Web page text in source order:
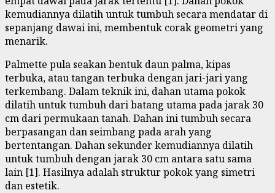
kemudiannya dilatih untuk tumbuh secara mendatar di
sepanjang dawai ini, membentuk corak geometri yang
menarik.
Palmette pula seakan bentuk daun palma, kipas
terbuka, atau tangan terbuka dengan jari-jari yang
terkembang. Dalam teknik ini, dahan utama pokok
dilatih untuk tumbuh dari batang utama pada jarak 30
cm dari permukaan tanah. Dahan ini tumbuh secara
berpasangan dan seimbang pada arah yang
bertentangan. Dahan sekunder kemudiannya dilatih
untuk tumbuh dengan jarak 30 cm antara satu sama
lain [1]. Hasilnya adalah struktur pokok yang simetri
dan estetik.